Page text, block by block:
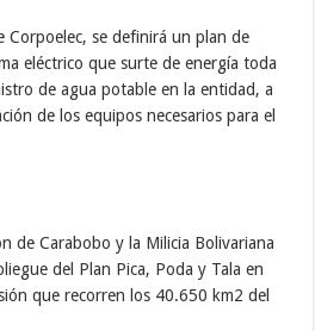
Corpoelec, se definirá un plan de
eléctrico que surte de energía toda
de agua potable en la entidad, a
de los equipos necesarios para el
de Carabobo y la Milicia Bolivariana
del Plan Pica, Poda y Tala en
que recorren los 40.650 km2 del